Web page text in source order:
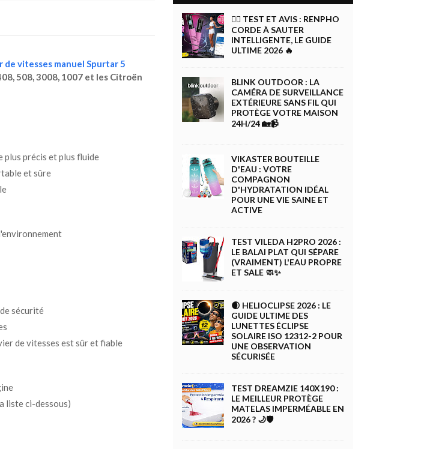
de vitesses manuel Spurtar 5
508, 3008, 1007 et les Citroën
plus précis et plus fluide
et sûre
sécurité
de vitesses est sûr et fiable
liste ci-dessous)
🏋️‍♀️ TEST ET AVIS : RENPHO
CORDE À SAUTER
INTELLIGENTE, LE GUIDE
ULTIME 2026 🔥
BLINK OUTDOOR : LA
CAMÉRA DE SURVEILLANCE
EXTÉRIEURE SANS FIL QUI
PROTÈGE VOTRE MAISON
24H/24 🏡📹
VIKASTER BOUTEILLE
D'EAU : VOTRE
COMPAGNON
D'HYDRATATION IDÉAL
POUR UNE VIE SAINE ET
ACTIVE
TEST VILEDA H2PRO 2026 :
LE BALAI PLAT QUI SÉPARE
(VRAIMENT) L'EAU PROPRE
ET SALE 🧼✨
🌒 HELIOCLIPSE 2026 : LE
GUIDE ULTIME DES
LUNETTES ÉCLIPSE
SOLAIRE ISO 12312-2 POUR
UNE OBSERVATION
SÉCURISÉE
TEST DREAMZIE 140X190 :
LE MEILLEUR PROTÈGE
MATELAS IMPERMÉABLE EN
2026 ? 🌙🛡️